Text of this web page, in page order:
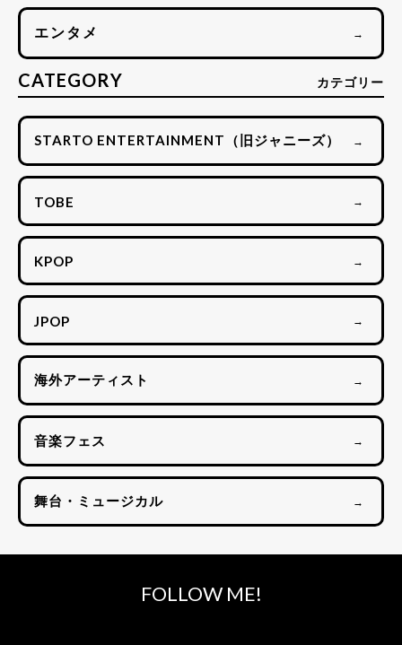
エンタメ →
CATEGORY カテゴリー
STARTO ENTERTAINMENT（旧ジャニーズ） →
TOBE →
KPOP →
JPOP →
海外アーティスト →
音楽フェス →
舞台・ミュージカル →
FOLLOW ME!